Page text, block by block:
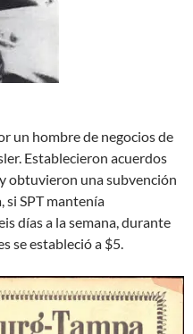
un hombre de negocios de
Establecieron acuerdos
obtuvieron una subvención
si SPT mantenía
días a la semana, durante
se estableció a $5.